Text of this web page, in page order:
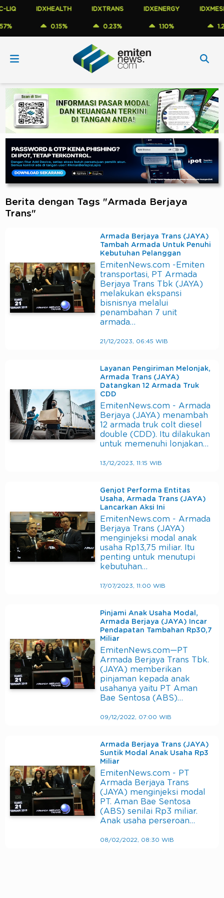
IDXHEALTH
0.15%
IDXTRANS
0.23%
IDXENERGY
1.10% 1.28%
Berita dengan Tags "Armada Berjaya
Trans"
Armada Berjaya Trans (JAYA)
Tambah Armada Untuk Penuhi
Kebutuhan Pelanggan
EmitenNews.com -Emiten
transportasi, PT Armada
Berjaya Trans Tbk (JAYA)
melakukan ekspansi
bisnisnya melalui
penambahan 7 unit
armada…
21/12/2023, 06:45 WIB
Layanan Pengiriman Melonjak,
Armada Trans (JAYA)
Datangkan 12 Armada Truk
CDD
EmitenNews.com - Armada
Berjaya (JAYA) menambah
12 armada truk colt diesel
double (CDD). Itu dilakukan
untuk memenuhi lonjakan…
13/12/2023, 11:15 WIB
Genjot Performa Entitas
Usaha, Armada Trans (JAYA)
Lancarkan Aksi Ini
EmitenNews.com - Armada
Berjaya Trans (JAYA)
menginjeksi modal anak
usaha Rp13,75 miliar. Itu
penting untuk menutupi
kebutuhan…
17/07/2023, 11:00 WIB
Pinjami Anak Usaha Modal,
Armada Berjaya (JAYA) Incar
Pendapatan Tambahan Rp30,7
Miliar
EmitenNews.com—PT
Armada Berjaya Trans Tbk.
(JAYA) memberikan
pinjaman kepada anak
usahanya yaitu PT Aman
Bae Sentosa (ABS)…
09/12/2022, 07:00 WIB
Armada Berjaya Trans (JAYA)
Suntik Modal Anak Usaha Rp3
Miliar
EmitenNews.com - PT
Armada Berjaya Trans
(JAYA) menginjeksi modal
PT. Aman Bae Sentosa
(ABS) senilai Rp3 miliar.
Anak usaha perseroan…
08/02/2022, 08:30 WIB